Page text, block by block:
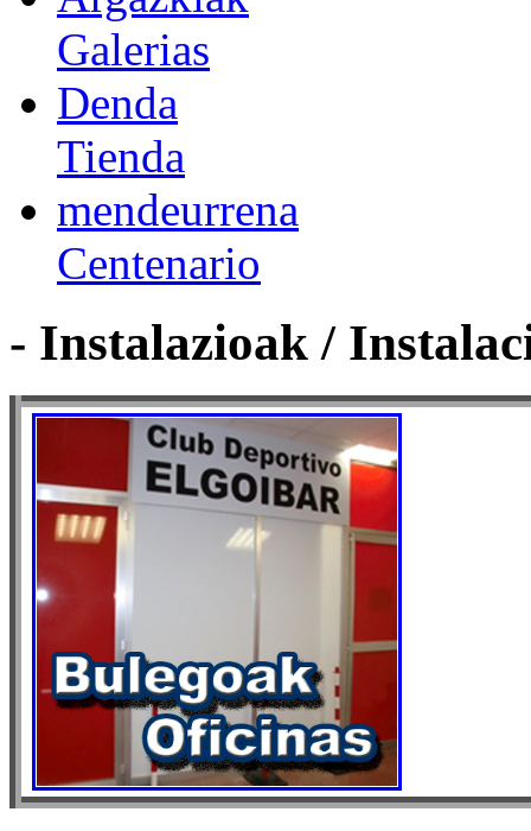
Galerias
Denda
Tienda
mendeurrena
Centenario
- Instalazioak /